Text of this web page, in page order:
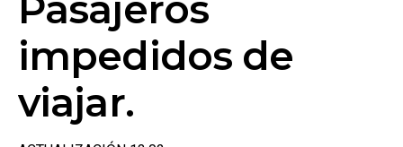
impedidos de
viajar.